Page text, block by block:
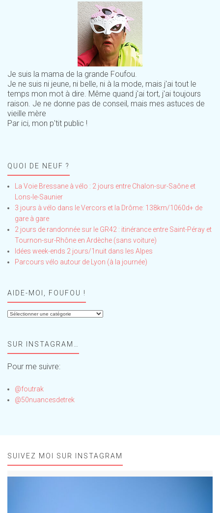
Je suis la mama de la grande Foufou.
Je ne suis ni jeune, ni belle, ni à la mode, mais j'ai tout le
temps mon mot à dire. Même quand j'ai tort, j'ai toujours
raison. Je ne donne pas de conseil, mais mes astuces de
vieille mère
Par ici, mon p'tit public !
QUOI DE NEUF ?
La Voie Bressane à vélo : 2 jours entre Chalon-sur-Saône et
Lons-le-Saunier
3 jours à vélo dans le Vercors et la Drôme: 138km/1060d+ de
gare à gare
2 jours de randonnée sur le GR42 : itinérance entre Saint-Péray et
Tournon-sur-Rhône en Ardèche (sans voiture)
Idées week-ends 2 jours/1nuit dans les Alpes
Parcours vélo autour de Lyon (à la journée)
AIDE-MOI, FOUFOU !
Aide-
!SUR INSTAGRAM…
Pour me suivre:
@foutrak
@50nuancesdetrek
SUIVEZ MOI SUR INSTAGRAM